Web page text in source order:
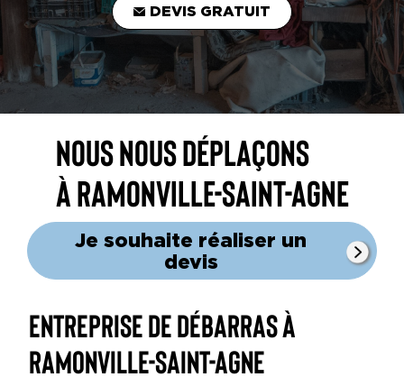
DEVIS GRATUIT
Nous nous déplaçons
à Ramonville-Saint-Agne
Je souhaite réaliser un
devis
Entreprise de débarras à
Ramonville-Saint-Agne